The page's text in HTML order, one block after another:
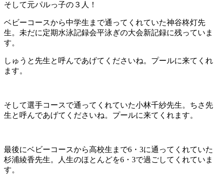
そして元パルっ子の３人！
ベビーコースから中学生まで通ってくれていた神谷柊灯先
生。未だに定期水泳記録会平泳ぎの大会新記録に残っていま
す。
しゅうと先生と呼んであげてくださいね。プールに来てくれ
ます。
そして選手コースで通ってくれていた小林千紗先生。ちさ先
生と呼んであげてくださいね。プールに来てくれます。
最後にベビーコースから高校生まで6・3に通ってくれていた
杉浦綾香先生。人生のほとんどを6・3で過ごしてくれていま
す。